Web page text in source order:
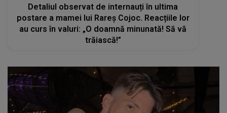
Detaliul observat de internauți în ultima
postare a mamei lui Rareș Cojoc. Reacțiile lor
au curs în valuri: „O doamnă minunată! Să vă
trăiască!”